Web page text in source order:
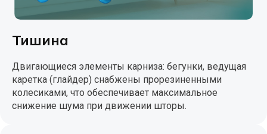
Тишина
Двигающиеся элементы карниза: бегунки, ведущая
каретка (глайдер) снабжены прорезиненными
колесиками, что обеспечивает максимальное
снижение шума при движении шторы.